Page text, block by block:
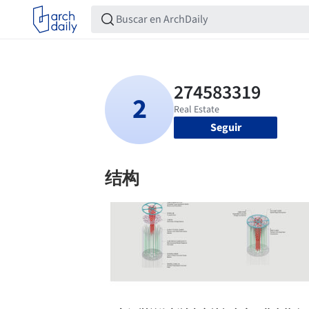
Seguir
结构